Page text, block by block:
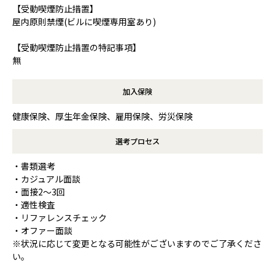
【受動喫煙防止措置】
屋内原則禁煙(ビルに喫煙専用室あり)
【受動喫煙防止措置の特記事項】
無
加入保険
健康保険、厚生年金保険、雇用保険、労災保険
選考プロセス
・書類選考
・カジュアル面談
・面接2〜3回
・適性検査
・リファレンスチェック
・オファー面談
※状況に応じて変更となる可能性がございますのでご了承くださ
い。